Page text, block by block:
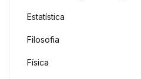
Estatística
Filosofia
Física